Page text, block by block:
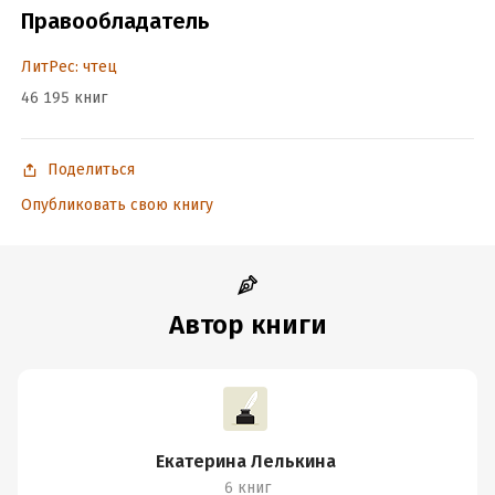
Правообладатель
ЛитРес: чтец
46 195 книг
Поделиться
Опубликовать свою книгу
Автор книги
Екатерина Лелькина
6 книг